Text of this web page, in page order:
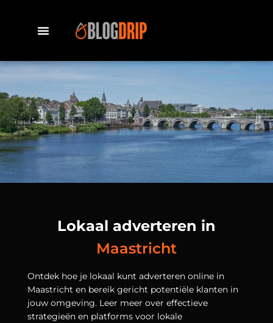
Lokaal adverteren in
Maastricht
Ontdek hoe je lokaal kunt adverteren online in
Maastricht en bereik gericht potentiële klanten in
jouw omgeving. Leer meer over effectieve
strategieën en platforms voor lokale